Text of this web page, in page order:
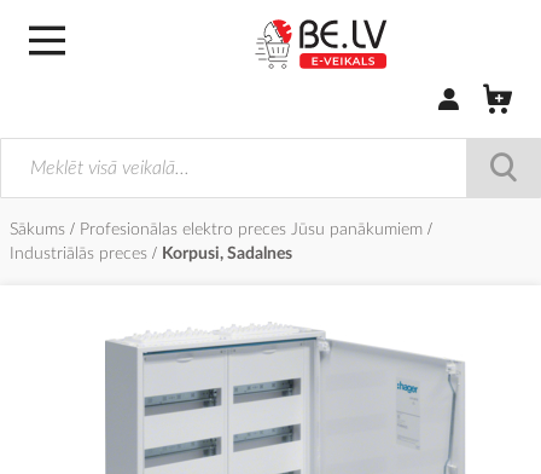
Pierakstīties/
Sākums
Profesionālas elektro preces Jūsu panākumiem
Industriālās preces
Korpusi, Sadalnes